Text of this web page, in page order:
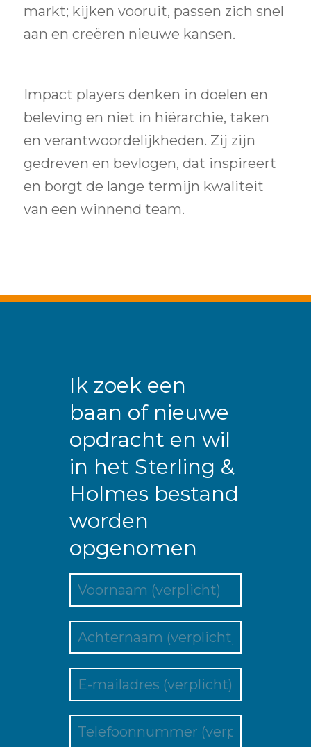
markt; kijken vooruit, passen zich snel
aan en creëren nieuwe kansen.
Impact players denken in doelen en
beleving en niet in hiërarchie, taken
en verantwoordelijkheden. Zij zijn
gedreven en bevlogen, dat inspireert
en borgt de lange termijn kwaliteit
van een winnend team.
Ik zoek een
baan of nieuwe
opdracht en wil
in het Sterling &
Holmes bestand
worden
opgenomen